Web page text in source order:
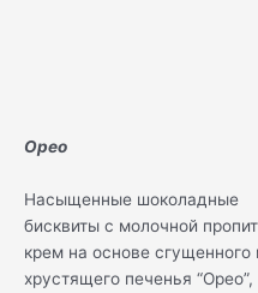
Орео
Насыщенные шоколадные
бисквиты с молочной
крем на основе
хрустящего печенья